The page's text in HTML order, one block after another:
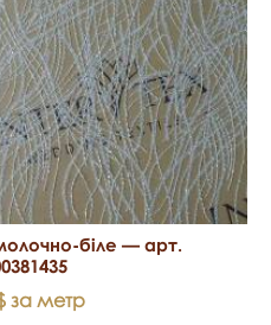
біле — арт.
за метр